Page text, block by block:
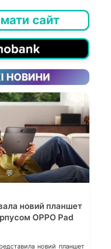
сайт
НОВИНИ
💬
новий планшет
OPPO Pad
новий планшет